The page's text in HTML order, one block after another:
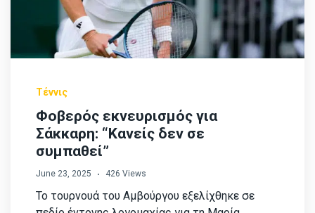
Τέννις
Φοβερός εκνευρισμός για
Σάκκαρη: “Κανείς δεν σε
συμπαθεί”
June 23, 2025 426 Views
Το τουρνουά του Αμβούργου εξελίχθηκε σε